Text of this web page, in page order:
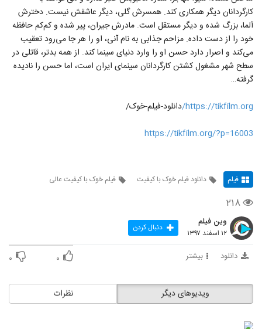
کارگردانان دیگر همکاری کند. همسرش گلی، دیگر عاشقش نیست. دخترش
آلما، بزرگ شده و دیگر مستقل است. مادرش جیران، پیر شده و کم‌کم حافظه
خود را از دست داده. مزاحم جذابی به نام آنی، او را هر جا می‌رود تعقیب
می‌کند و اصرار دارد حسن او را وارد دنیای سینما کند. از همه بدتر، قاتلی در
سطح شهر مشغول کشتن کارگردانان سینمای ایران است، اما حسن را نادیده
گرفته…
https://tikfilm.org/ دانلود-فیلم-خوک/
https://tikfilm.org/?p=16003
فیلم دانلود فیلم خوک با کیفیت فیلم خوک با کیفیت عالی
۲۱۸
وین فیلم
۱۲ اسفند ۱۳۹۷ دنبال کردن
دانلود بیشتر ۰ ۰
نظرات ویدیوهای دیگر